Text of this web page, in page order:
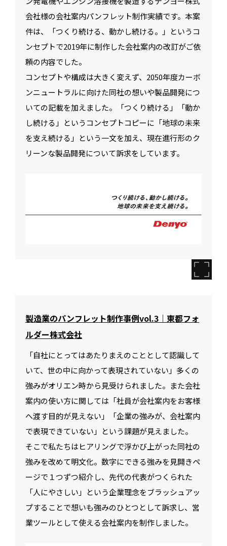
会社様の会社案内パンフレット制作実績です。本案
件は、「つくり続ける、動かし続ける。」というコ
ンセプトで2019年に制作した会社案内の改訂がご依
頼の内容でした。
コンセプトや構成は大きく変えず、2050年度カーボ
ンニュートラルに向けた同社の想いや製品開発につ
いての記載を加えました。「つくり続ける」「動か
し続ける」というコンセプトコピーに「地球の未来
を支え続ける」という一文を加え、現在進行形のク
リーンな製品開発について訴求をしています。
製造業のパンフレット制作事例vol.3｜東都フォ
ルダー株式会社
「自社にとってはあたりまえのこととして認識して
いて、世の中に向かって表現されていない」多くの
強みがオリエン時から見受けられました。また会社
案内の使い方に関しては「社員が会社案内をお客様
へ渡す目的が見えない」「企業の強みが、会社案内
で表現できていない」という課題が見えました。
そこで私たちはヒアリングで浮かび上がった同社の
強みを改めて明文化。数字にできる強みを見開きペ
ージで１つずつ紹介し、先代の代表がつくられた
「人にやさしい」という企業理念をブラッシュアッ
プすることで想いも強みのひとつとして訴求し、営
業ツールとして使える会社案内を制作しました。